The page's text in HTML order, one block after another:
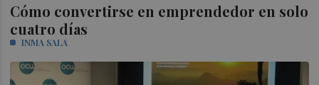
Cómo convertirse en emprendedor en solo
cuatro días
INMA SALA